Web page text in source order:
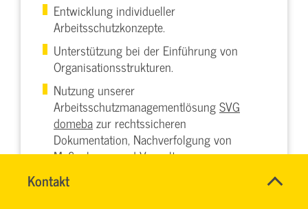
Kontakt
IHR
Name*
Entwicklung individueller
Arbeitsschutzkonzepte.
Unterstützung bei der Einführung von
Organisationsstrukturen.
Nutzung unserer
ArbeitsschutzmanagementlösungSVG
domebazur rechtssicheren
Dokumentation, Nachverfolgung von
Maßnahmen und Verwaltung.